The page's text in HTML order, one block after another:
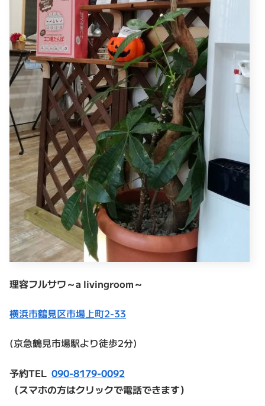
理容フルサワ～a livingroom～
横浜市鶴見区市場上町2-33
(京急鶴見市場駅より徒歩2分)
予約TEL 090-8179-0092
（スマホの方はクリックで電話できます）